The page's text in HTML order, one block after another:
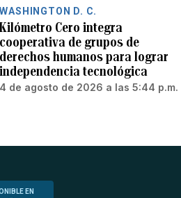
WASHINGTON D. C.
Kilómetro Cero integra
cooperativa de grupos de
derechos humanos para lograr
independencia tecnológica
4 de agosto de 2026 a las 5:44 p.m.
EN